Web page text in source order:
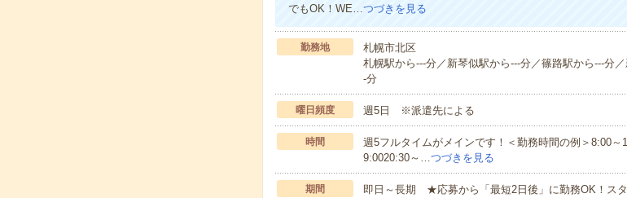
でもOK！WE…つづきを見る
勤務地
札幌市北区
札幌駅から---分／新琴似駅から---分／篠路駅から---分
-分
曜日頻度 週5日 ※派遣先による
時間
週5フルタイムがメインです！＜勤務時間の例＞8:00
9:0020:30～…つづきを見る
期間
即日～長期 ★応募から「最短2日後」に勤務OK！ス